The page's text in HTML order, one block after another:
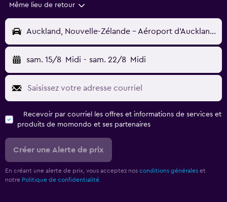
Même lieu de retour
Auckland, Nouvelle-Zélande - Aéroport d'Auckland (AKL)
sam. 15/8 Midi - sam. 22/8 Midi
Recevoir par courriel les offres et informations de services et
produits de momondo et ses partenaires
Créer une Alerte de prix
En créant une alerte de prix, vous acceptez nos conditions générales et
notre Politique de confidentialité.